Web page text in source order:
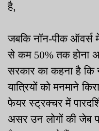
है,
जबकि नॉन-पीक ऑवर्स
से कम 50% तक होना
सरकार का कहना है कि
यात्रियों को मनमाने
फेयर स्ट्रक्चर में
असर उन लोगों की जेब